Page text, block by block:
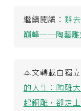
繼續閱讀： 辭
巔峰──陶藝雕
本文轉載自獨
的人生：陶雕
起銅雕，卻走